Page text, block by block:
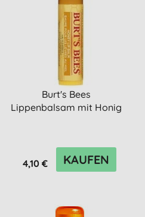
Burt's Bees
Lippenbalsam mit Honig
4,10 € KAUFEN